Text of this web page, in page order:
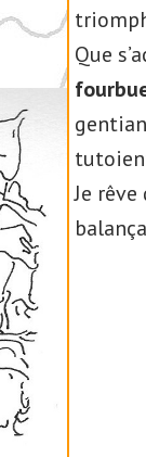
Que
Je rêve